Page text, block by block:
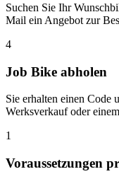
Suchen Sie Ihr
Mail ein Angebot zur
4
Job Bike abholen
Sie erhalten einen
Werksverkauf oder
1
Voraussetzungen